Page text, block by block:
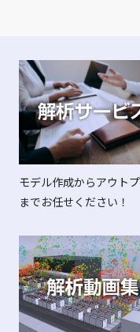
モデル作成からアウト
までお任せください！